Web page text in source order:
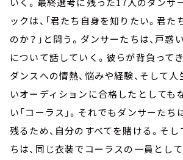
ックは、「君たち自身を知りたい。君
のか？」と問う。ダンサーたちは、戸惑
について話していく。彼らが背負って
ダンスへの情熱、悩みや経験、そして人
いオーディションに合格したとしても
い「コーラス」。それでもダンサーた
残るため、自分のすべてを賭ける。そし
ちは、同じ衣装でコーラスの一員とし